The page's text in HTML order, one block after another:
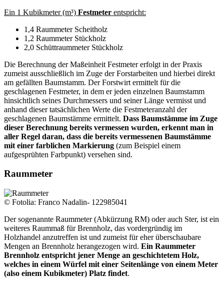
Ein 1 Kubikmeter (m³) Festmeter entspricht:
1,4 Raummeter Scheitholz
1,2 Raummeter Stückholz
2,0 Schüttraummeter Stückholz
Die Berechnung der Maßeinheit Festmeter erfolgt in der Praxis
zumeist ausschließlich im Zuge der Forstarbeiten und hierbei direkt
am gefällten Baumstamm. Der Forstwirt ermittelt für die
geschlagenen Festmeter, in dem er jeden einzelnen Baumstamm
hinsichtlich seines Durchmessers und seiner Länge vermisst und
anhand dieser tatsächlichen Werte die Festmeteranzahl der
geschlagenen Baumstämme ermittelt. Dass Baumstämme im Zuge
dieser Berechnung bereits vermessen wurden, erkennt man in
aller Regel daran, dass die bereits vermessenen Baumstämme
mit einer farblichen Markierung (zum Beispiel einem
aufgesprühten Farbpunkt) versehen sind.
Raummeter
© Fotolia: Franco Nadalin- 122985041
Der sogenannte Raummeter (Abkürzung RM) oder auch Ster, ist ein
weiteres Raummaß für Brennholz, das vordergründig im
Holzhandel anzutreffen ist und zumeist für eher überschaubare
Mengen an Brennholz herangezogen wird. Ein Raummeter
Brennholz entspricht jener Menge an geschichtetem Holz,
welches in einem Würfel mit einer Seitenlänge von einem Meter
(also einem Kubikmeter) Platz findet.